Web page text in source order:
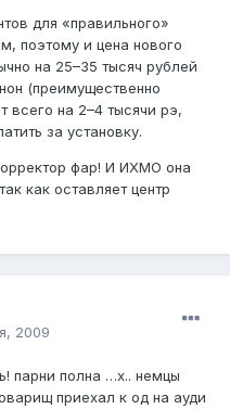
для «правильного»
поэтому и цена нового
на 25–35 тысяч рублей
(преимущественно
всего на 2–4 тысячи рэ,
за установку.
фар! И ИХМО она
как оставляет центр
2009
парни полна …х.. немцы
приехал к од на ауди